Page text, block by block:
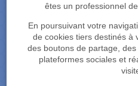
êtes un professionnel
En poursuivant votre
de cookies tiers destinés à
des boutons de partage,
plateformes sociales et